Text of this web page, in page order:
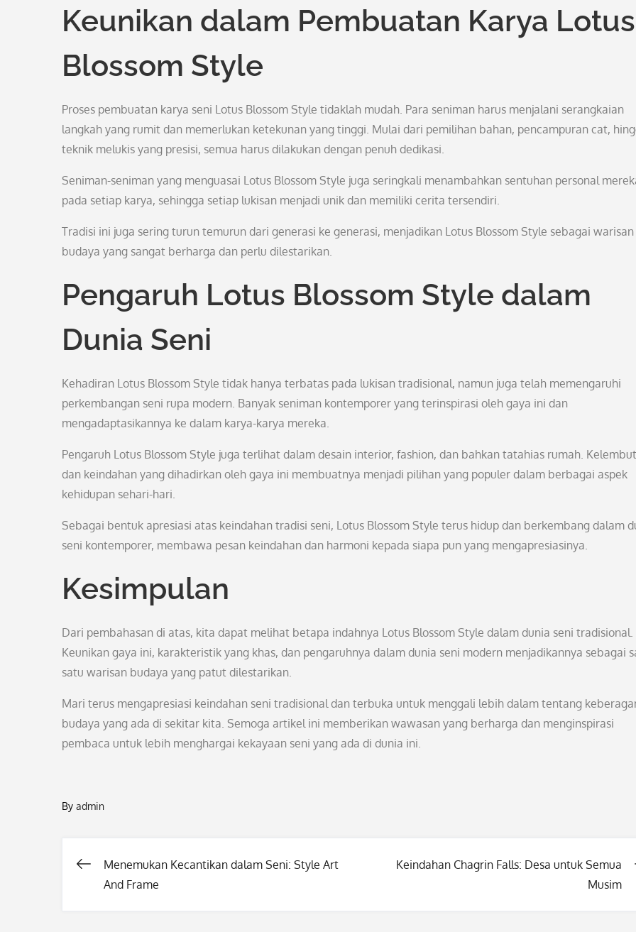
Keunikan dalam Pembuatan Karya Lotus
Blossom Style
Proses pembuatan karya seni Lotus Blossom Style tidaklah mudah. Para seniman harus menjalani serangkaian
langkah yang rumit dan memerlukan ketekunan yang tinggi. Mulai dari pemilihan bahan, pencampuran cat,
teknik melukis yang presisi, semua harus dilakukan dengan penuh dedikasi.
Seniman-seniman yang menguasai Lotus Blossom Style juga seringkali menambahkan sentuhan personal
pada setiap karya, sehingga setiap lukisan menjadi unik dan memiliki cerita tersendiri.
Tradisi ini juga sering turun temurun dari generasi ke generasi, menjadikan Lotus Blossom Style sebagai warisan
budaya yang sangat berharga dan perlu dilestarikan.
Pengaruh Lotus Blossom Style dalam
Dunia Seni
Kehadiran Lotus Blossom Style tidak hanya terbatas pada lukisan tradisional, namun juga telah memengaruhi
perkembangan seni rupa modern. Banyak seniman kontemporer yang terinspirasi oleh gaya ini dan
mengadaptasikannya ke dalam karya-karya mereka.
Pengaruh Lotus Blossom Style juga terlihat dalam desain interior, fashion, dan bahkan tatahias rumah.
dan keindahan yang dihadirkan oleh gaya ini membuatnya menjadi pilihan yang populer dalam berbagai aspek
kehidupan sehari-hari.
Sebagai bentuk apresiasi atas keindahan tradisi seni, Lotus Blossom Style terus hidup dan berkembang dalam
seni kontemporer, membawa pesan keindahan dan harmoni kepada siapa pun yang mengapresiasinya.
Kesimpulan
Dari pembahasan di atas, kita dapat melihat betapa indahnya Lotus Blossom Style dalam dunia seni tradisional.
Keunikan gaya ini, karakteristik yang khas, dan pengaruhnya dalam dunia seni modern menjadikannya sebagai
satu warisan budaya yang patut dilestarikan.
Mari terus mengapresiasi keindahan seni tradisional dan terbuka untuk menggali lebih dalam tentang
budaya yang ada di sekitar kita. Semoga artikel ini memberikan wawasan yang berharga dan menginspirasi
pembaca untuk lebih menghargai kekayaan seni yang ada di dunia ini.
By admin
Post
Menemukan Kecantikan dalam Seni: Style Art
And Frame
Keindahan Chagrin Falls: Desa untuk Semua
Musim